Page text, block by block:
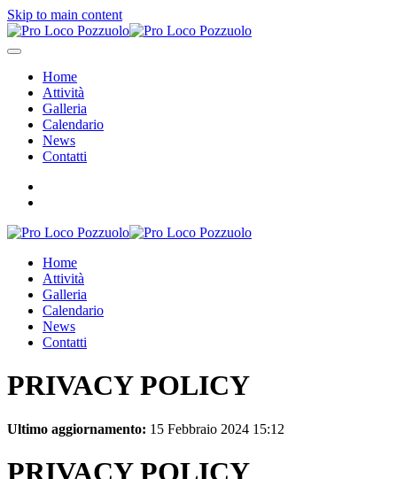
Skip to main content
Home
Attività
Galleria
Calendario
News
Contatti
Home
Attività
Galleria
Calendario
News
Contatti
PRIVACY POLICY
Ultimo aggiornamento: 15 Febbraio 2024 15:12
PRIVACY POLICY